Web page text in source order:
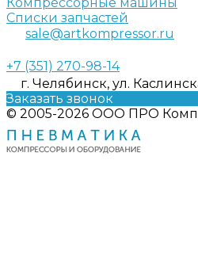
Списки запчастей
sale@artkompressor.ru
+7 (351) 270-98-14
г. Челябинск, ул.
Заказать звонок
© 2005-2026 ООО ПРО